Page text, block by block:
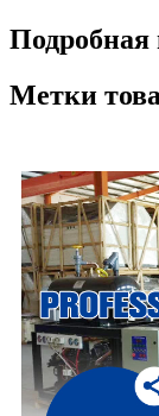
Подробная
Метки